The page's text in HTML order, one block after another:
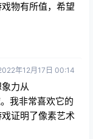
物有所值，希望
年12月17日 00:14
力从
我非常喜欢它的
证明了像素艺术